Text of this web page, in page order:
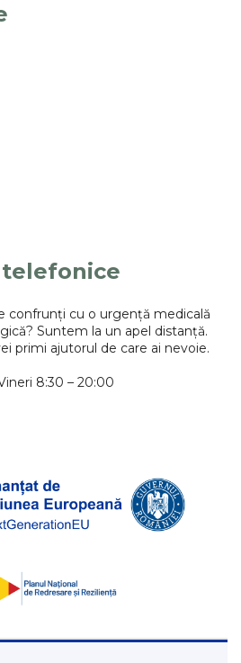
confrunți cu o urgență medicală
Suntem la un apel distanță.
primi ajutorul de care ai nevoie.
8:30 – 20:00